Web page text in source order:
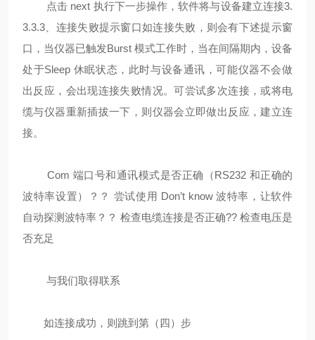
点击 next 执行下一步操作，软件将与设备建立连接3.
3.3.3、连接失败提示窗口如连接失败，则会有下述提示窗
口，当仪器已触发Burst 模式工作时，当在间隔期内，设备
处于Sleep 休眠状态，此时与设备通讯，可能仪器不会做
出反应，会出现连接失败情况。可尝试多次连接，或将电
缆与仪器重新插拔一下，则仪器会立即做出反应，建立连
接。
Com 端口号和通讯模式是否正确（RS232 和正确的
波特率设置）？？ 尝试使用 Don’t know 波特率，让软件
自动探测波特率？？ 检查电缆连接是否正确?? 检查电压是
否充足
与我们取得联系
如连接成功，则跳到第（四）步